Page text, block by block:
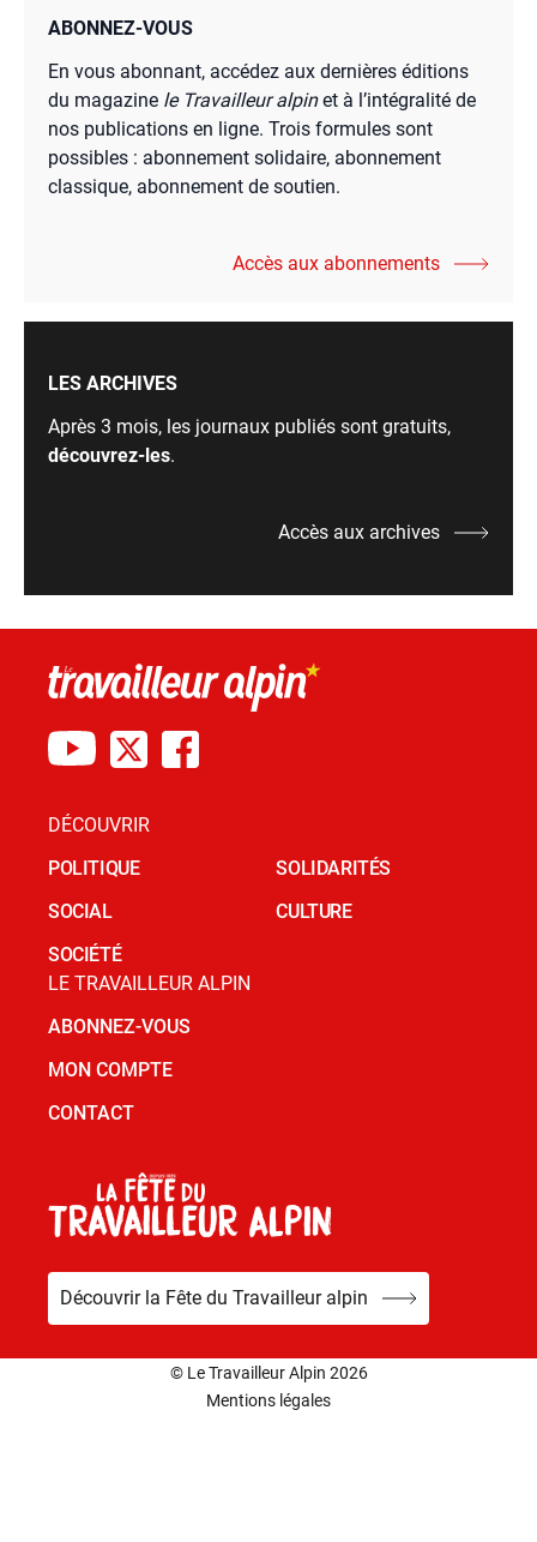
ABONNEZ-VOUS
En vous abonnant, accédez aux dernières éditions
du magazine le Travailleur alpinet à l’intégralité de
nos publications en ligne. Trois formules sont
possibles : abonnement solidaire, abonnement
classique, abonnement de soutien.
Accès aux abonnements
LES ARCHIVES
Après 3 mois, les journaux publiés sont gratuits,
découvrez-les.
Accès aux archives
DÉCOUVRIR
POLITIQUE
SOCIAL
SOCIÉTÉ
SOLIDARITÉS
CULTURE
LE TRAVAILLEUR ALPIN
ABONNEZ-VOUS
MON COMPTE
CONTACT
Découvrir la Fête du Travailleur alpin
© Le Travailleur Alpin 2026
Mentions légales